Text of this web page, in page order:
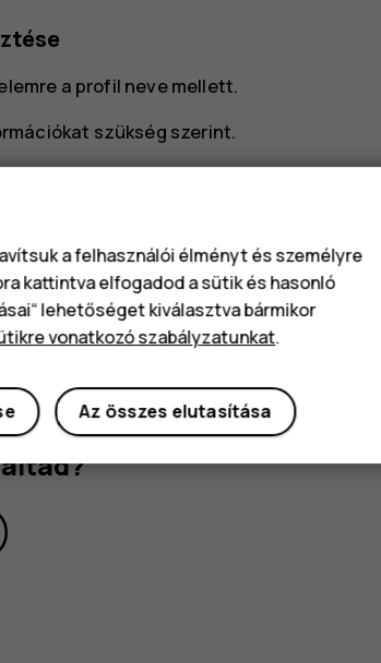
a profil neve mellett.
szükség szerint.
lehetőségre.
a felhasználói élményt és személyre
kattintva elfogadod a sütik és hasonló
lehetőséget kiválasztva bármikor
vonatkozó szabályzatunkat.
Az összes elutasítása